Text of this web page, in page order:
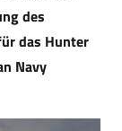
des
das Hunter
Navy